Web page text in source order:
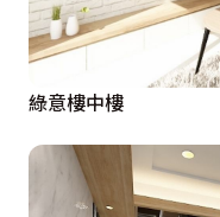
綠意樓中樓